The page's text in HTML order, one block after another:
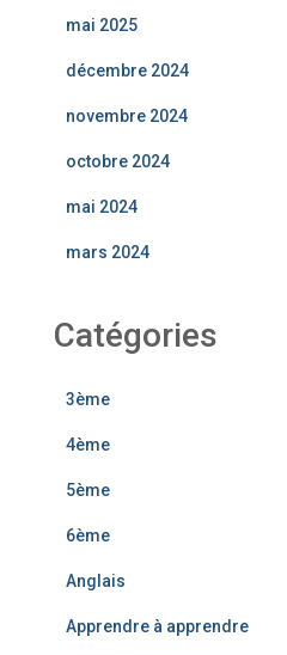
mai 2025
décembre 2024
novembre 2024
octobre 2024
mai 2024
mars 2024
Catégories
3ème
4ème
5ème
6ème
Anglais
Apprendre à apprendre